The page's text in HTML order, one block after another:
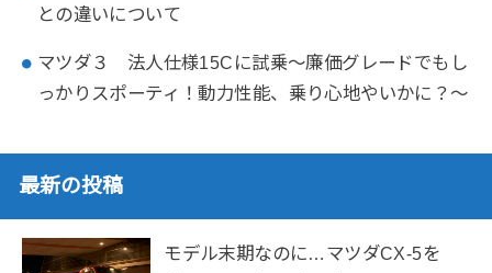
との違いについて
マツダ３ 法人仕様15Cに試乗～廉価グレードでもし
っかりスポーティ！動力性能、乗り心地やいかに？～
最新の投稿
モデル末期なのに…マツダCX-5を